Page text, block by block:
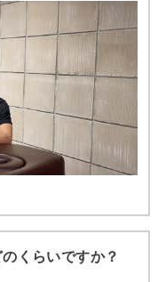
くらいですか？